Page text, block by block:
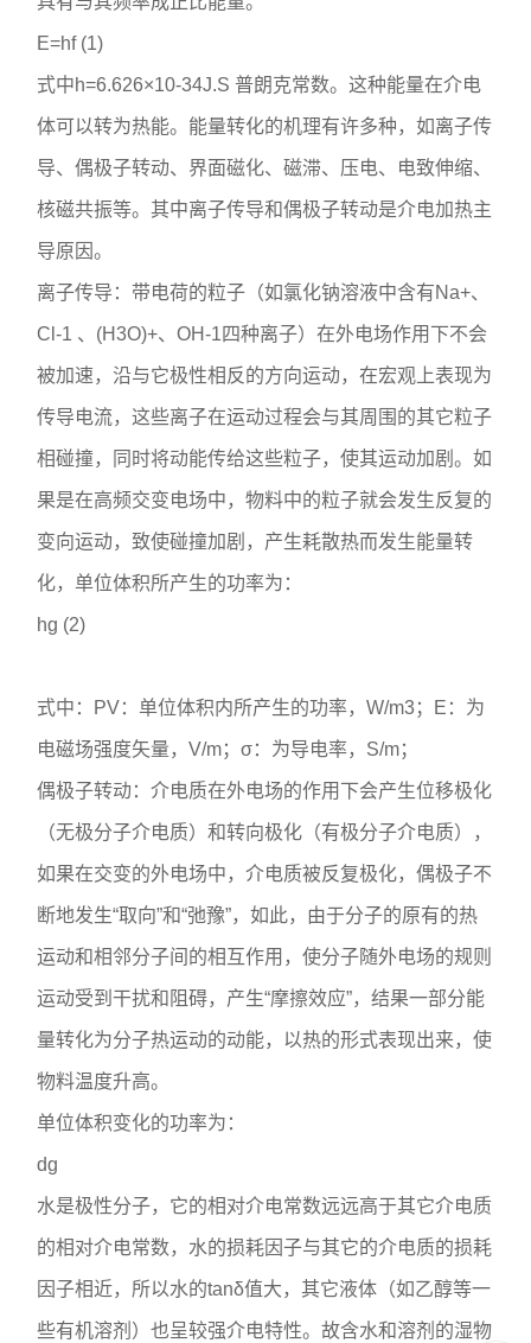
E=hf (1)
式中h=6.626×10-34J.S 普朗克常数。这种能量在介电
体可以转为热能。能量转化的机理有许多种，如离子传
导、偶极子转动、界面磁化、磁滞、压电、电致伸缩、
核磁共振等。其中离子传导和偶极子转动是介电加热主
导原因。
离子传导：带电荷的粒子（如氯化钠溶液中含有Na+、
Cl-1 、(H3O)+、OH-1四种离子）在外电场作用下不会
被加速，沿与它极性相反的方向运动，在宏观上表现为
传导电流，这些离子在运动过程会与其周围的其它粒子
相碰撞，同时将动能传给这些粒子，使其运动加剧。如
果是在高频交变电场中，物料中的粒子就会发生反复的
变向运动，致使碰撞加剧，产生耗散热而发生能量转
化，单位体积所产生的功率为：
hg (2)
式中：PV：单位体积内所产生的功率，W/m3；E：为
电磁场强度矢量，V/m；σ：为导电率，S/m；
偶极子转动：介电质在外电场的作用下会产生位移极化
（无极分子介电质）和转向极化（有极分子介电质），
如果在交变的外电场中，介电质被反复极化，偶极子不
断地发生“取向”和“弛豫”，如此，由于分子的原有的热
运动和相邻分子间的相互作用，使分子随外电场的规则
运动受到干扰和阻碍，产生“摩擦效应”，结果一部分能
量转化为分子热运动的动能，以热的形式表现出来，使
物料温度升高。
单位体积变化的功率为：
dg
水是极性分子，它的相对介电常数远远高于其它介电质
的相对介电常数，水的损耗因子与其它的介电质的损耗
因子相近，所以水的tanδ值大，其它液体（如乙醇等一
些有机溶剂）也呈较强介电特性。故含水和溶剂的湿物